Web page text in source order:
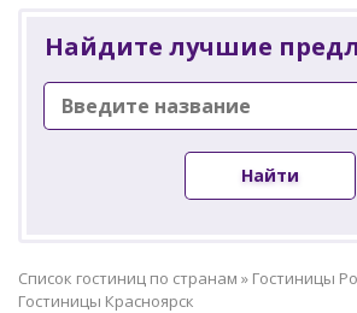
Найдите лучшие
Найти
Список гостиниц по странам » Гостиницы
Гостиницы Красноярск